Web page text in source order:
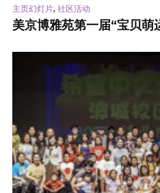
主页幻灯片, 社区活动
美京博雅苑第一届“宝贝萌